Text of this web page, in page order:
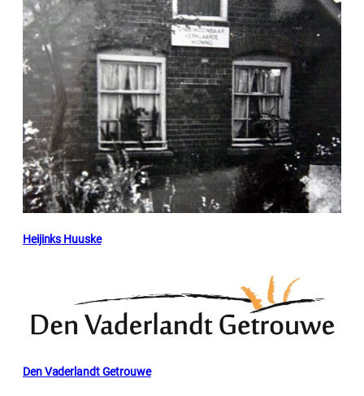
Heijinks Huuske
Den Vaderlandt Getrouwe